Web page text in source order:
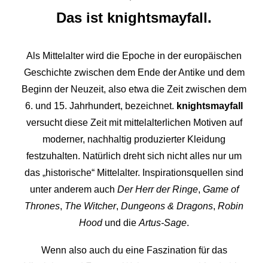
Das ist knightsmayfall.
Als Mittelalter wird die Epoche in der europäischen
Geschichte zwischen dem Ende der Antike und dem
Beginn der Neuzeit, also etwa die Zeit zwischen dem
6. und 15. Jahrhundert, bezeichnet. knightsmayfall
versucht diese Zeit mit mittelalterlichen Motiven auf
moderner, nachhaltig produzierter Kleidung
festzuhalten. Natürlich dreht sich nicht alles nur um
das „historische“ Mittelalter. Inspirationsquellen sind
unter anderem auch Der Herr der Ringe, Game of
Thrones, The Witcher, Dungeons & Dragons, Robin
Hoodund die Artus-Sage.
Wenn also auch du eine Faszination für das